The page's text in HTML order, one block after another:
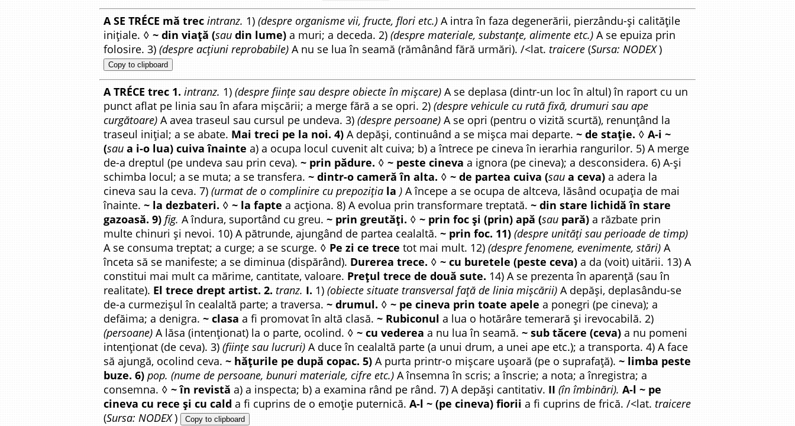
A SE TRÉCE mă trec intranz. 1) (despre organisme vii, fructe, flori etc.) A intra în faza degenerării, pierzându-și calitățile
inițiale. ◊ ~ din viață (sau din lume) a muri; a deceda. 2) (despre materiale, substanțe, alimente etc.) A se epuiza prin
folosire. 3) (despre acțiuni reprobabile) A nu se lua în seamă (rămânând fără urmări). /<lat. traicere (Sursa: NODEX)
Copy to clipboard
A TRÉCE trec 1. intranz. 1) (despre ființe sau despre obiecte în mișcare) A se deplasa (dintr-un loc în altul) în raport cu un
punct aflat pe linia sau în afara mișcării; a merge fără a se opri. 2) (despre vehicule cu rută fixă, drumuri sau ape
curgătoare) A avea traseul sau cursul pe undeva. 3) (despre persoane) A se opri (pentru o vizită scurtă), renunțând la
traseul inițial; a se abate. Mai treci pe la noi. 4) A depăși, continuând a se mișca mai departe. ~ de stație. ◊ A-i ~
(sau a i-o lua) cuiva înainte a) a ocupa locul cuvenit alt cuiva; b) a întrece pe cineva în ierarhia rangurilor. 5) A merge
de-a dreptul (pe undeva sau prin ceva). ~ prin pădure. ◊ ~ peste cineva a ignora (pe cineva); a desconsidera. 6) A-și
schimba locul; a se muta; a se transfera. ~ dintr-o cameră în alta. ◊ ~ de partea cuiva (sau a ceva) a adera la
cineva sau la ceva. 7) (urmat de o complinire cu prepoziția la ) A începe a se ocupa de altceva, lăsând ocupația de mai
înainte. ~ la dezbateri. ◊ ~ la fapte a acționa. 8) A evolua prin transformare treptată. ~ din stare lichidă în stare
gazoasă. 9) fig. A îndura, suportând cu greu. ~ prin greutăți. ◊ ~ prin foc și (prin) apă (sau pară) a răzbate prin
multe chinuri și nevoi. 10) A pătrunde, ajungând de partea cealaltă. ~ prin foc. 11) (despre unități sau perioade de timp)
A se consuma treptat; a curge; a se scurge. ◊ Pe zi ce trece tot mai mult. 12) (despre fenomene, evenimente, stări) A
înceta să se manifeste; a se diminua (dispărând). Durerea trece. ◊ ~ cu buretele (peste ceva) a da (voit) uitării. 13) A
constitui mai mult ca mărime, cantitate, valoare. Prețul trece de două sute. 14) A se prezenta în aparență (sau în
realitate). El trece drept artist. 2. tranz. I. 1) (obiecte situate transversal față de linia mișcării) A depăși, deplasându-se
de-a curmezișul în cealaltă parte; a traversa. ~ drumul. ◊ ~ pe cineva prin toate apele a ponegri (pe cineva); a
defăima; a denigra. ~ clasa a fi promovat în altă clasă. ~ Rubiconul a lua o hotărâre temerară și irevocabilă. 2)
(persoane) A lăsa (intenționat) la o parte, ocolind. ◊ ~ cu vederea a nu lua în seamă. ~ sub tăcere (ceva) a nu pomeni
intenționat (de ceva). 3) (ființe sau lucruri) A duce în cealaltă parte (a unui drum, a unei ape etc.); a transporta. 4) A face
să ajungă, ocolind ceva. ~ hățurile pe după copac. 5) A purta printr-o mișcare ușoară (pe o suprafață). ~ limba peste
buze. 6) pop. (nume de persoane, bunuri materiale, cifre etc.) A însemna în scris; a înscrie; a nota; a înregistra; a
consemna. ◊ ~ în revistă a) a inspecta; b) a examina rând pe rând. 7) A depăși cantitativ. II (în îmbinări). A-l ~ pe
cineva cu rece și cu cald a fi cuprins de o emoție puternică. A-l ~ (pe cineva) fiorii a fi cuprins de frică. /<lat. traicere
(Sursa: NODEX) Copy to clipboard